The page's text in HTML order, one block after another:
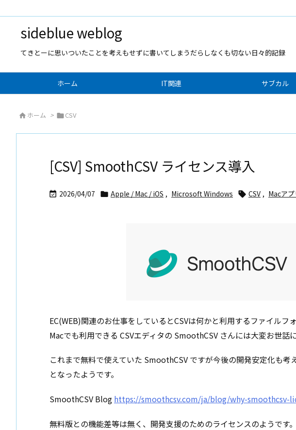
sideblue weblog
てきとーに思いついたことを考えもせずに書いてしまうだらしなくも切ない日々的記録
ホーム IT関連 サブカル
 ホーム > CSV
[CSV] SmoothCSV ライセンス導入
 2026/04/07  Apple / Mac / iOS , Microsoft Windows  CSV , Macアプ
EC(WEB)関連のお仕事をしているとCSVは何かと利用するファイルフ
Macでも利用できる CSVエディタの SmoothCSV さんには大変お世話に
これまで無料で使えていた SmoothCSV ですが今後の開発安定化も考
となったようです。
SmoothCSV Blog https://smoothcsv.com/ja/blog/why-smoothcsv-
無料版との機能差等は無く、開発支援のためのライセンスのようです。